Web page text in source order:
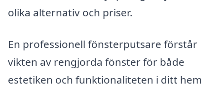
olika alternativ och priser.
En professionell fönsterputsare förstår
vikten av rengjorda fönster för både
estetiken och funktionaliteten i ditt hem